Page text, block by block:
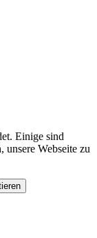
Einige sind
unsere Webseite zu